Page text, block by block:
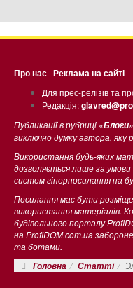
Про нас | Реклама на сайті
Для прес-релізів та
Редакція:
Публикації в рубриці «Блоги
виключно думку автора, яку
Використання будь-яких
дозволяється лише за
систем гіперпосилання на
Посилання має бути
використання матеріалів.
будівельного порталу
на ProfiDOM.com.ua
та ботами.
Головна
Статті